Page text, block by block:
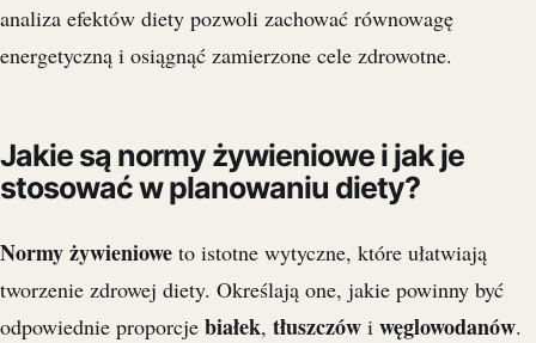
analiza efektów diety pozwoli zachować równowagę
energetyczną i osiągnąć zamierzone cele zdrowotne.
Jakie są normy żywieniowe i jak je
stosować w planowaniu diety?
Normy żywieniowe to istotne wytyczne, które ułatwiają
tworzenie zdrowej diety. Określają one, jakie powinny być
odpowiednie proporcje białek, tłuszczów i węglowodanów.